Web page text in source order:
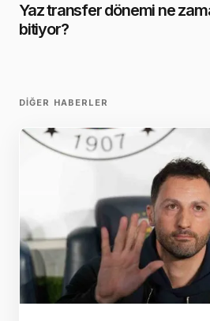
Yaz transfer dönemi ne
bitiyor?
DIĞER HABERLER